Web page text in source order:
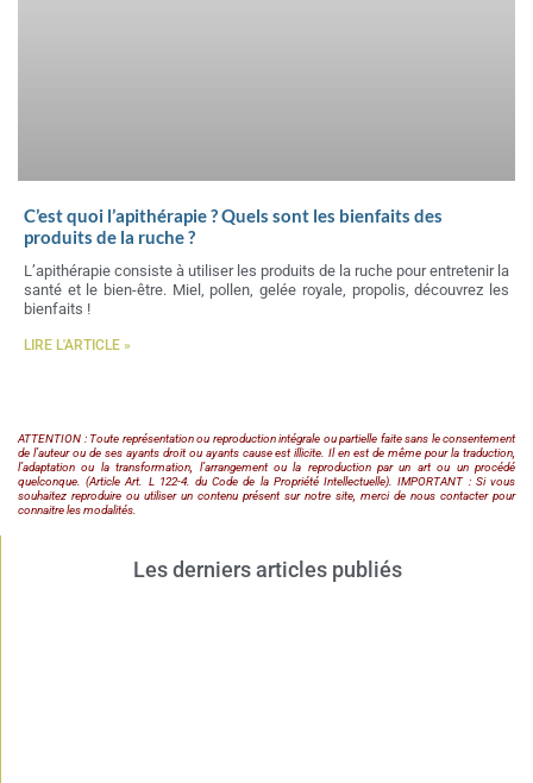
C’est quoi l’apithérapie ? Quels sont les bienfaits des
produits de la ruche ?
L’apithérapie consiste à utiliser les produits de la ruche pour entretenir la
santé et le bien-être. Miel, pollen, gelée royale, propolis, découvrez les
bienfaits !
LIRE L'ARTICLE »
ATTENTION : Toute représentation ou reproduction intégrale ou partielle faite sans le consentement
de l’auteur ou de ses ayants droit ou ayants cause est illicite. Il en est de même pour la traduction,
l’adaptation ou la transformation, l’arrangement ou la reproduction par un art ou un procédé
quelconque. (Article Art. L 122-4. du Code de la Propriété Intellectuelle). IMPORTANT : Si vous
souhaitez reproduire ou utiliser un contenu présent sur notre site, merci de nous contacter pour
connaitre les modalités.
Les derniers articles publiés